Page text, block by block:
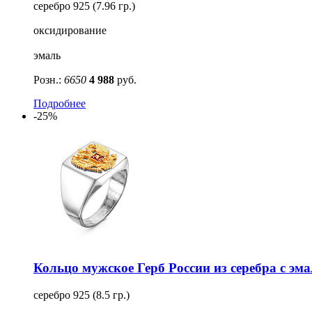
серебро 925 (7.96 гр.)
оксидирование
эмаль
Розн.: 6650 4 988 руб.
Подробнее
-25%
Кольцо мужское Герб России из серебра с
серебро 925 (8.5 гр.)